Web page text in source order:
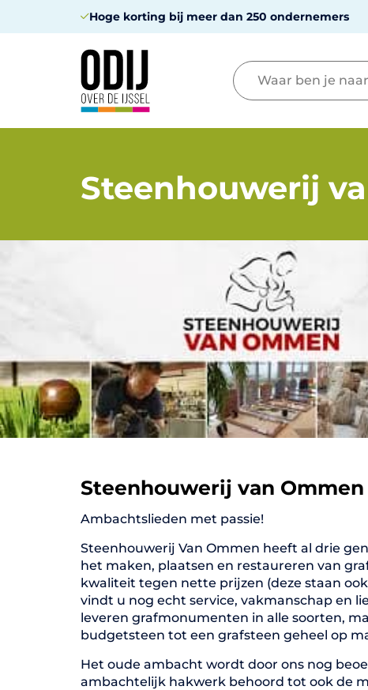
Hoge korting bij meer dan 250 ondernemers
Steenhouwerij
Steenhouwerij van
Ambachtslieden met passie!
Steenhouwerij Van Ommen heeft al drie
het maken, plaatsen en restaureren van
kwaliteit tegen nette prijzen (deze staan
vindt u nog echt service, vakmanschap en
leveren grafmonumenten in alle soorten,
budgetsteen tot een grafsteen geheel op
Het oude ambacht wordt door ons nog
ambachtelijk hakwerk behoord tot ook de